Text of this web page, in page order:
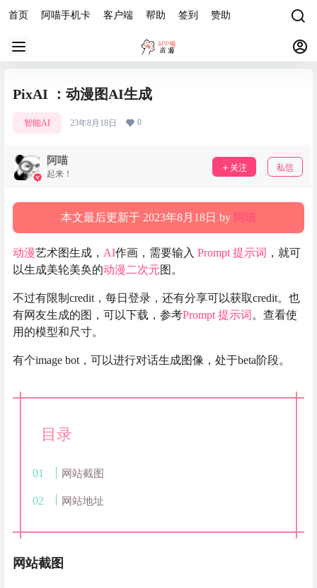
首页 阿喵手机卡 客户端 帮助 签到 赞助
PixAI ：动漫图AI生成
智能AI 23年8月18日 0
阿喵
起来！
关注 私信
本文最后更新于 2023年8月18日 by 阿喵
动漫艺术图生成， AI作画，需要输入 Prompt 提示词 ，就可
以生成美轮美奂的动漫二次元图。
不过有限制credit，每日登录，还有分享可以获取credit。也
有网友生成的图，可以下载，参考Prompt 提示词 。查看使
用的模型和尺寸。
有个image bot，可以进行对话生成图像，处于beta阶段。
目录
网站截图
网站地址
网站截图